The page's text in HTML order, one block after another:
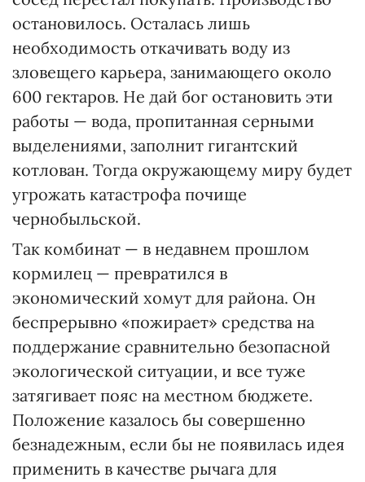
остановилось. Осталась лишь
необходимость откачивать воду из
зловещего карьера, занимающего около
600 гектаров. Не дай бог остановить эти
работы — вода, пропитанная серными
выделениями, заполнит гигантский
котлован. Тогда окружающему миру будет
угрожать катастрофа почище
чернобыльской.
Так комбинат — в недавнем прошлом
кормилец — превратился в
экономический хомут для района. Он
беспрерывно «пожирает» средства на
поддержание сравнительно безопасной
экологической ситуации, и все туже
затягивает пояс на местном бюджете.
Положение казалось бы совершенно
безнадежным, если бы не появилась идея
применить в качестве рычага для